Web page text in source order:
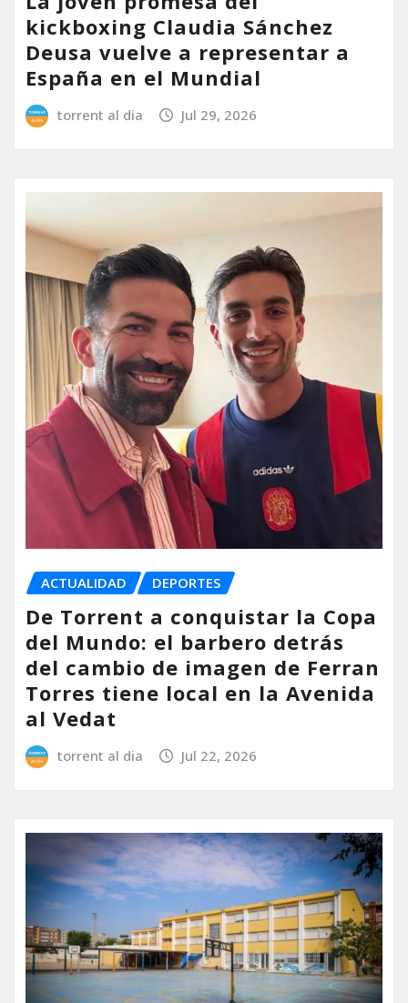
kickboxing Claudia Sánchez
Deusa vuelve a representar a
España en el Mundial
torrent al dia Jul 29, 2026
ACTUALIDAD DEPORTES
De Torrent a conquistar la Copa
del Mundo: el barbero detrás
del cambio de imagen de Ferran
Torres tiene local en la Avenida
al Vedat
torrent al dia Jul 22, 2026